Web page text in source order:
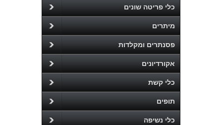
כלי פריטה שונים
מיתרים
פסנתרים ומקלדות
אקורדיונים
כלי קשת
תופים
כלי נשיפה